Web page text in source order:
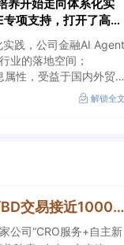
养开始走向体系化实
项支持，打开了高价
、低估值、高股息属
践，公司金融AI Agent
业的落地空间；
性，受益于国内外贸
成长极。
解锁全
【风口研报·公司】上半年中国创新药BD交易接近1000亿美元，这家公司“CRO服务+自主新药”双轮驱动，拥有20余项1类新药在研管线，覆盖肿瘤+自免+疼痛管理等重大领域
公司“CRO服务+自主新